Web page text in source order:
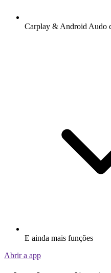
Carplay & Android Audo
E ainda mais funções
Abrir a app